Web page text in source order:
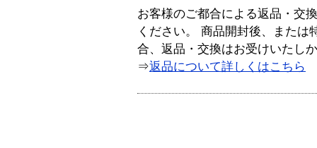
お客様のご都合による返品・交
ください。 商品開封後、または
合、返品・交換はお受けいたし
⇒返品について詳しくはこちら